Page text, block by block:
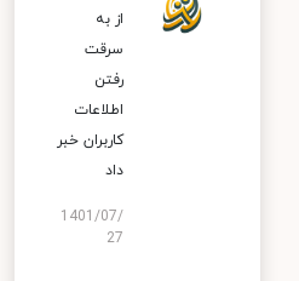
از به
سرقت
رفتن
اطلاعات
کاربران خبر
داد
1401/07/
27